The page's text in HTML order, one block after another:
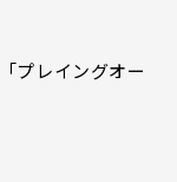
プレイングオー